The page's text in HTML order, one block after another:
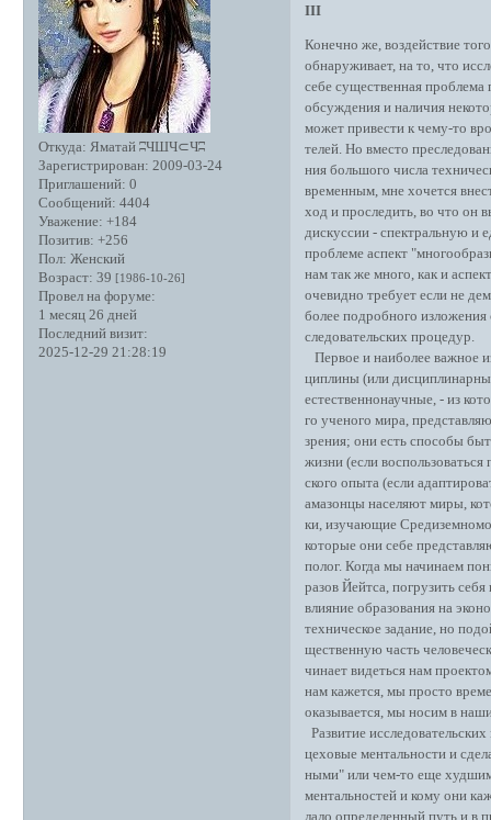
Откуда: Яматай ʭЧШЧ⊂Чʭ
Зарегистрирован: 2009-03-24
Приглашений: 0
Сообщений: 4404
Уважение: +184
Позитив: +256
Пол: Женский
Возраст: 39 [1986-10-26]
Провел на форуме:
1 месяц 26 дней
Последний визит:
2025-12-29 21:28:19
III
Конечно же, воздействие
обнаруживает, на то, что
себе существенная
обсуждения и наличия
может привести к чему-то
телей. Но вместо
ния большого числа
временным, мне хочется
ход и проследить, во что он
дискуссии - спектральную и
проблеме аспект
нам так же много, как и
очевидно требует если не
более подробного
следовательских процедур.
Первое и наиболее важное
циплины (или
естественнонаучные, - из
го ученого мира,
зрения; они есть способы
жизни (если
ского опыта (если
амазонцы населяют миры,
ки, изучающие
которые они себе
полог. Когда мы начинаем
разов Йейтса, погрузить
влияние образования на
техническое задание, но
щественную часть
чинает видеться нам
нам кажется, мы просто
оказывается, мы носим в
Развитие
цеховые ментальности и
ными" или чем-то еще худшим
ментальностей и кому они